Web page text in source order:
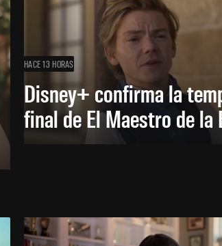
HACE 13 HORAS
Disney+ confirma la
final de El Maestro de la